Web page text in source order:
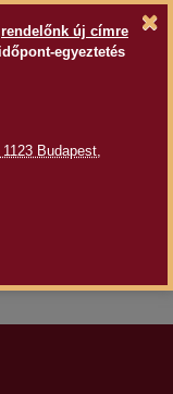
12831
rendelőnk új címre
egyeztetés
Budapest,